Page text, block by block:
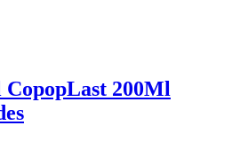
CopopLast 200Ml